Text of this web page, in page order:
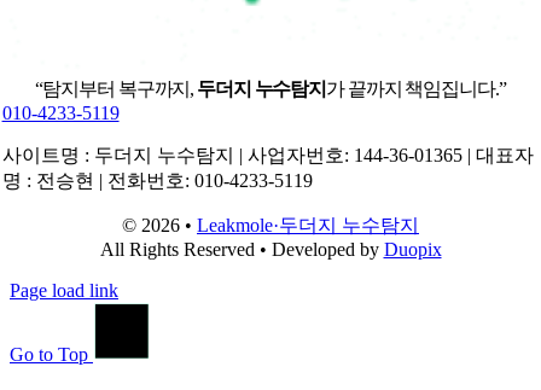
“탐지부터 복구까지, 두더지 누수탐지 가 끝까지 책임집니다.”
010-4233-5119
사이트명 : 두더지 누수탐지 | 사업자번호: 144-36-01365 | 대표자
명 : 전승현 | 전화번호: 010-4233-5119
© 2026 • Leakmole·두더지 누수탐지
All Rights Reserved • Developed by Duopix
Page load link
Go to Top